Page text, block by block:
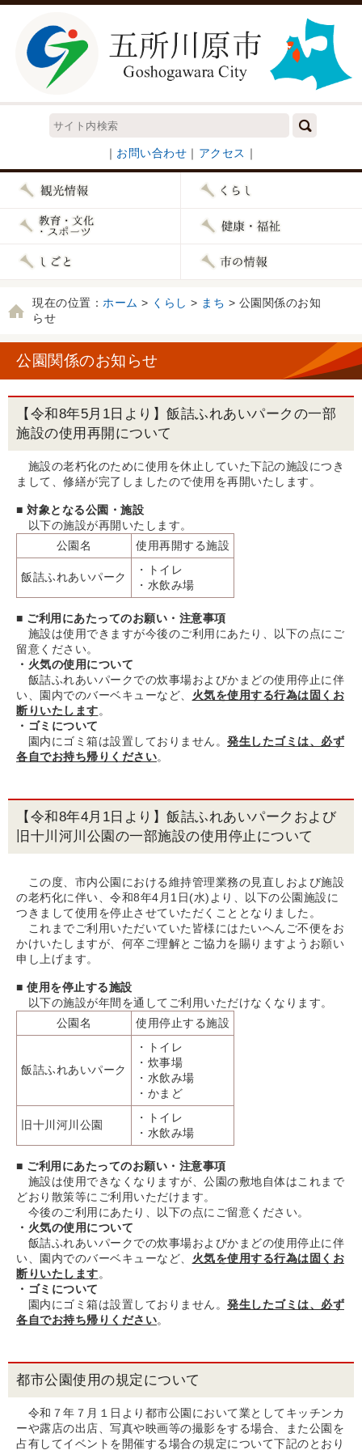
｜ お問い合わせ ｜ アクセス ｜
現在の位置： ホーム > くらし > まち > 公園関係のお知
らせ
公園関係のお知らせ
【令和8年5月1日より】飯詰ふれあいパークの一部
施設の使用再開について
施設の老朽化のために使用を休止していた下記の施設につき
まして、修繕が完了しましたので使用を再開いたします。
■ 対象となる公園・施設
以下の施設が再開いたします。
公園名
使用再開する施設
飯詰ふれあいパーク
・トイレ
・水飲み場
■ ご利用にあたってのお願い・注意事項
施設は使用できますが今後のご利用にあたり、以下の点にご
留意ください。
・火気の使用について
飯詰ふれあいパークでの炊事場およびかまどの使用停止に伴
い、園内でのバーベキューなど、 火気を使用する行為は固くお
断りいたします。
・ゴミについて
園内にゴミ箱は設置しておりません。 発生したゴミは、必ず
各自でお持ち帰りください。
【令和8年4月1日より】飯詰ふれあいパークおよび
旧十川河川公園の一部施設の使用停止について
この度、市内公園における維持管理業務の見直しおよび施設
の老朽化に伴い、令和8年4月1日(水)より、以下の公園施設に
つきまして使用を停止させていただくこととなりました。
これまでご利用いただいていた皆様にはたいへんご不便をお
かけいたしますが、何卒ご理解とご協力を賜りますようお願い
申し上げます。
■ 使用を停止する施設
以下の施設が年間を通してご利用いただけなくなります。
公園名
使用停止する施設
飯詰ふれあいパーク
・トイレ
・炊事場
・水飲み場
・かまど
旧十川河川公園
・トイレ
・水飲み場
■ ご利用にあたってのお願い・注意事項
施設は使用できなくなりますが、公園の敷地自体はこれまで
どおり散策等にご利用いただけます。
今後のご利用にあたり、以下の点にご留意ください。
・火気の使用について
飯詰ふれあいパークでの炊事場およびかまどの使用停止に伴
い、園内でのバーベキューなど、 火気を使用する行為は固くお
断りいたします。
・ゴミについて
園内にゴミ箱は設置しておりません。 発生したゴミは、必ず
各自でお持ち帰りください。
都市公園使用の規定について
令和７年７月１日より都市公園において業としてキッチンカ
ーや露店の出店、写真や映画等の撮影をする場合、また公園を
占有してイベントを開催する場合の規定について下記のとおり